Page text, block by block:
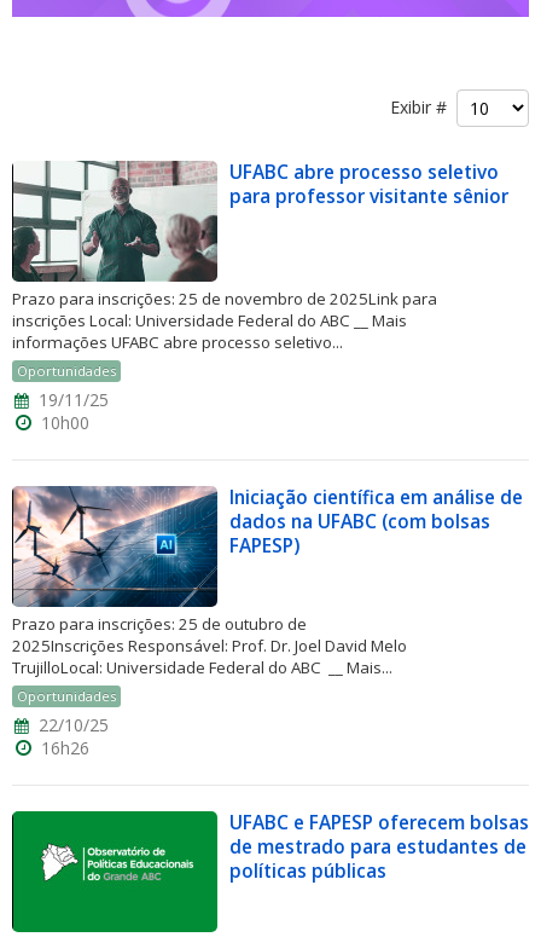
Exibir #
UFABC abre processo seletivo
para professor visitante sênior
Prazo para inscrições: 25 de novembro de 2025Link para
inscrições Local: Universidade Federal do ABC __ Mais
informações UFABC abre processo seletivo...
Oportunidades
19/11/25
10h00
Iniciação científica em análise de
dados na UFABC (com bolsas
FAPESP)
Prazo para inscrições: 25 de outubro de
2025Inscrições Responsável: Prof. Dr. Joel David Melo
TrujilloLocal: Universidade Federal do ABC __ Mais...
Oportunidades
22/10/25
16h26
UFABC e FAPESP oferecem bolsas
de mestrado para estudantes de
políticas públicas